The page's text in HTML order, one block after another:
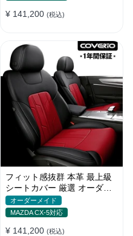
¥ 141,200 (税込)
フィット感抜群 本革 最上級
シートカバー 厳選 オーダー
メイド 防水 雰囲気 全席セッ
ト
オーダーメイド
MAZDA CX-5対応
¥ 141,200 (税込)